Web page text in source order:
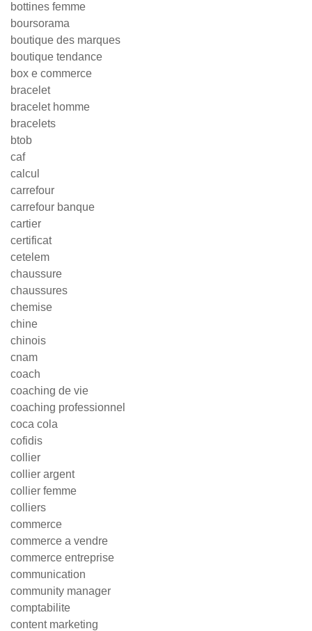
bottines femme
boursorama
boutique des marques
boutique tendance
box e commerce
bracelet
bracelet homme
bracelets
btob
caf
calcul
carrefour
carrefour banque
cartier
certificat
cetelem
chaussure
chaussures
chemise
chine
chinois
cnam
coach
coaching de vie
coaching professionnel
coca cola
cofidis
collier
collier argent
collier femme
colliers
commerce
commerce a vendre
commerce entreprise
communication
community manager
comptabilite
content marketing